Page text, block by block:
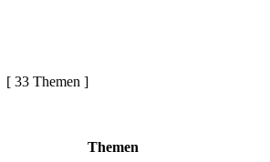
[ 33 Themen ]
Themen